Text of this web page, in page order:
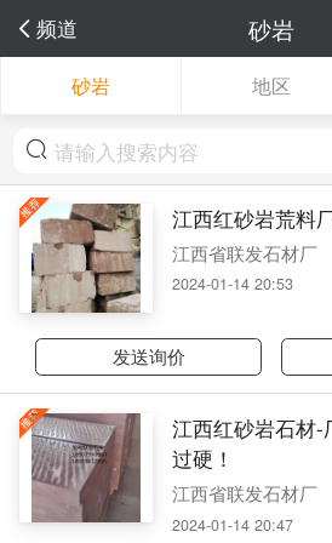
频道 砂岩
砂岩 地区
江西红砂岩荒料
江西省联发石材厂
2024-01-14 20:53
发送询价
江西红砂岩石材-
过硬！
江西省联发石材厂
2024-01-14 20:47